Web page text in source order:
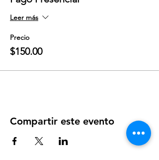
Leer más
Precio
$150.00
Compartir este evento